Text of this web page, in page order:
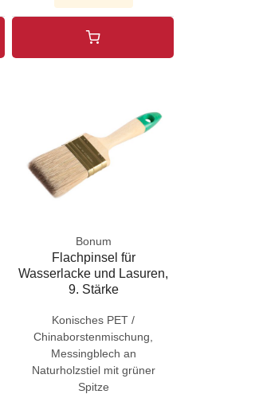
Bonum
Flachpinsel für
Wasserlacke und Lasuren,
9. Stärke
Konisches PET /
Chinaborstenmischung,
Messingblech an
Naturholzstiel mit grüner
Spitze